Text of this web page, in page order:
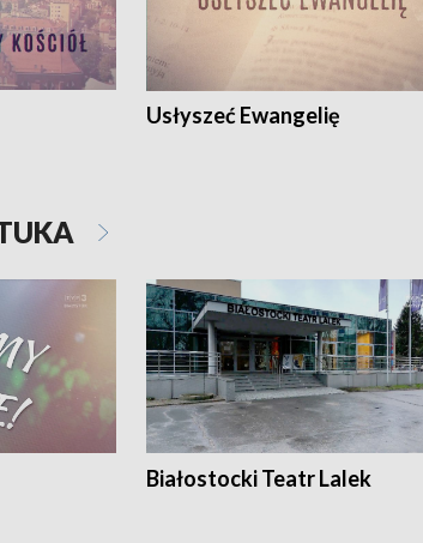
Usłyszeć Ewangelię
Białostocki Teatr Lalek